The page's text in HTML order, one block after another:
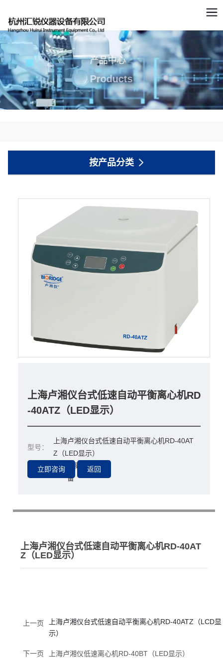
产品中心
Products
按产品分类
上海卢湘仪台式低速自动平衡离心机RD
-40ATZ（LED显示）
型号：
上海卢湘仪台式低速自动平衡离心机RD-40AT
Z（LED显示）
所属分类：
分离l萃取设
备
上海卢湘仪台式低速自动平衡离心机RD-40AT
Z（LED显示）
上一页
上海卢湘仪台式低速自动平衡离心机RD-40ATZ（LCD显
示）
下一页 上海卢湘仪低速离心机RD-40BT（LED显示）